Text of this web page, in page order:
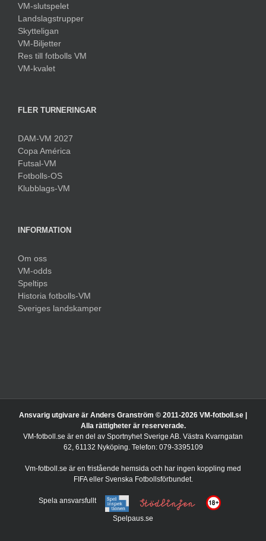
VM-slutspelet
Landslagstrupper
Skytteligan
VM-Biljetter
Res till fotbolls VM
VM-kvalet
FLER TURNERINGAR
DAM-VM 2027
Copa América
Futsal-VM
Fotbolls-OS
Klubblags-VM
INFORMATION
Om oss
VM-odds
Speltips
Historia fotbolls-VM
Sveriges landskamper
Ansvarig utgivare är Anders Granström © 2011-2026 VM-fotboll.se |
Alla rättigheter är reserverade.
VM-fotboll.se är en del av Sportnyhet Sverige AB. Västra Kvarngatan
62, 61132 Nyköping. Telefon: 079-3395109
Vm-fotboll.se är en fristående hemsida och har ingen koppling med
FIFA eller Svenska Fotbollsförbundet.
Spela ansvarsfullt
Spelpaus.se